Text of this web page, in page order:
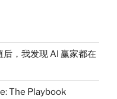
，我发现 AI 赢家都在
The Playbook